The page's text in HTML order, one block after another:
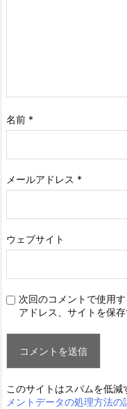
名前 *
メールアドレス *
ウェブサイト
次回のコメントで使用
アドレス、サイトを保存
このサイトはスパムを低減
メントデータの処理方法